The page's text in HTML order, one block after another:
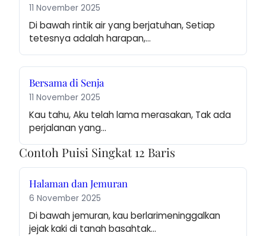
11 November 2025
Di bawah rintik air yang berjatuhan, Setiap
tetesnya adalah harapan,…
Bersama di Senja
11 November 2025
Kau tahu, Aku telah lama merasakan, Tak ada
perjalanan yang…
Contoh Puisi Singkat 12 Baris
Halaman dan Jemuran
6 November 2025
Di bawah jemuran, kau berlarimeninggalkan
jejak kaki di tanah basahtak…